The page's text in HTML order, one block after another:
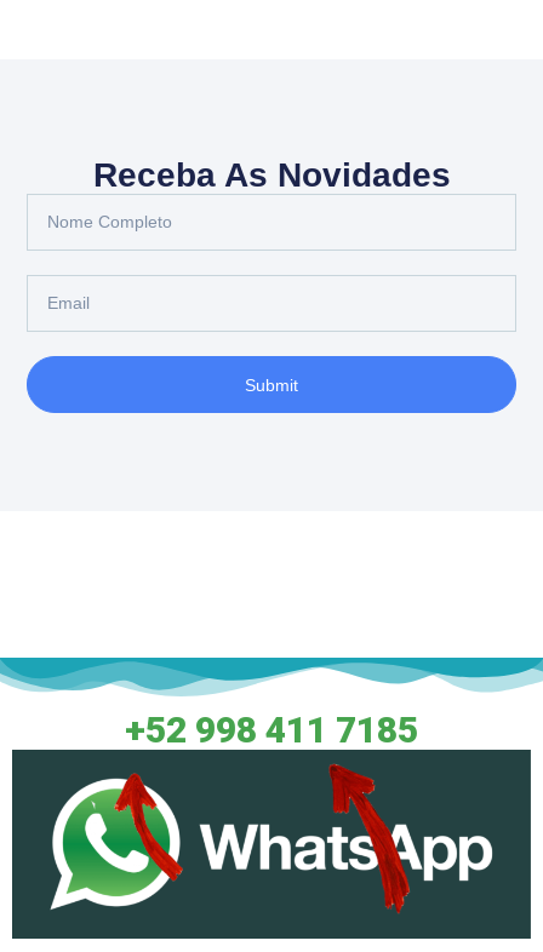
Receba As Novidades
Submit
+52 998 411 7185